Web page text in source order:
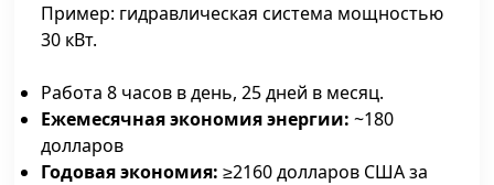
Пример: гидравлическая система мощностью
30 кВт.
Работа 8 часов в день, 25 дней в месяц.
Ежемесячная экономия энергии: ~180
долларов
Годовая экономия: ≥2160 долларов США за